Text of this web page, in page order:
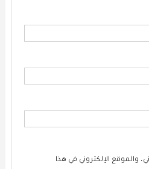
والموقع الإلكتروني في هذا